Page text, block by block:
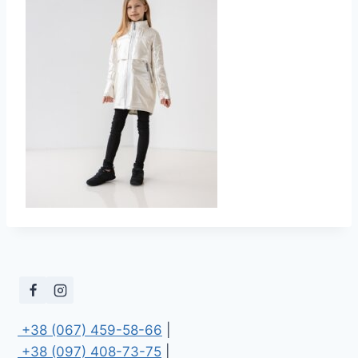
+38 (067) 459-58-66
+38 (097) 408-73-75